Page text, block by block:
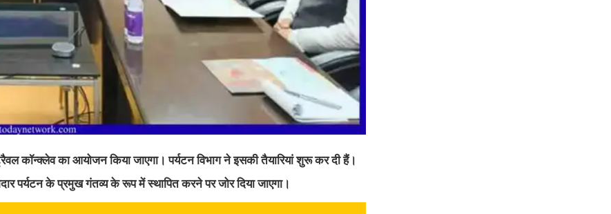
कॉन्क्लेव का आयोजन किया जाएगा। पर्यटन विभाग ने इसकी तैयारियां शुरू कर दी हैं।
पर्यटन के प्रमुख गंतव्य के रूप में स्थापित करने पर जोर दिया जाएगा।